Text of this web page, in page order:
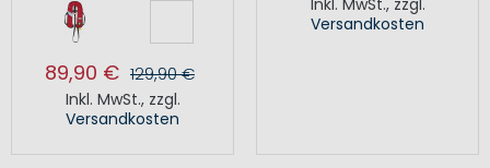
89,90 € 129,90 €
Inkl. MwSt., zzgl.
Versandkosten
Versandkosten